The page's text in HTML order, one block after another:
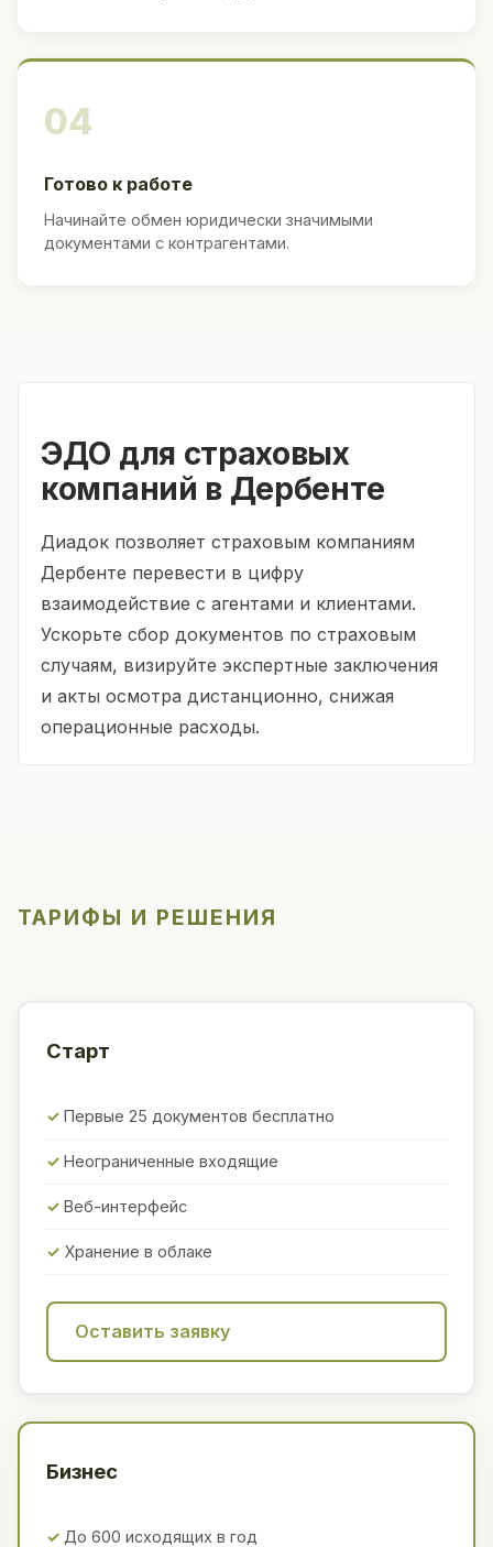
04
Готово к работе
Начинайте обмен юридически значимыми
документами с контрагентами.
ЭДО для страховых
компаний в Дербенте
Диадок позволяет страховым компаниям
Дербенте перевести в цифру
взаимодействие с агентами и клиентами.
Ускорьте сбор документов по страховым
случаям, визируйте экспертные заключения
и акты осмотра дистанционно, снижая
операционные расходы.
ТАРИФЫ И РЕШЕНИЯ
Старт
Первые 25 документов бесплатно
Неограниченные входящие
Веб-интерфейс
Хранение в облаке
Оставить заявку
Бизнес
До 600 исходящих в год